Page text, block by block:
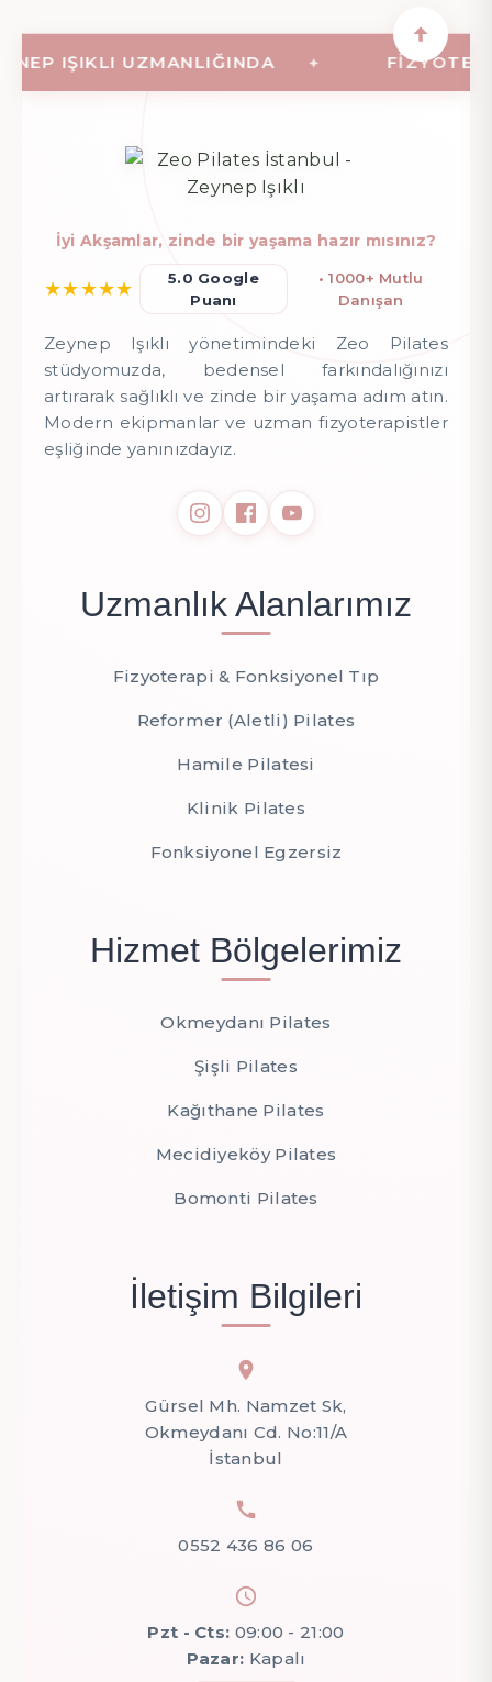
IŞIKLI UZMANLIĞINDA
İyi Akşamlar, zinde bir yaşama hazır mısınız?
★★★★★
5.0 Google
Puanı
• 1000+ Mutlu
Danışan
Zeynep Işıklı yönetimindeki Zeo Pilates
stüdyomuzda, bedensel farkındalığınızı
artırarak sağlıklı ve zinde bir yaşama adım atın.
Modern ekipmanlar ve uzman fizyoterapistler
eşliğinde yanınızdayız.
Uzmanlık Alanlarımız
Fizyoterapi & Fonksiyonel Tıp
Reformer (Aletli) Pilates
Hamile Pilatesi
Klinik Pilates
Fonksiyonel Egzersiz
Hizmet Bölgelerimiz
Okmeydanı Pilates
Şişli Pilates
Kağıthane Pilates
Mecidiyeköy Pilates
Bomonti Pilates
İletişim Bilgileri
Gürsel Mh. Namzet Sk,
Okmeydanı Cd. No:11/A
İstanbul
0552 436 86 06
Pzt - Cts: 09:00 - 21:00
Pazar: Kapalı